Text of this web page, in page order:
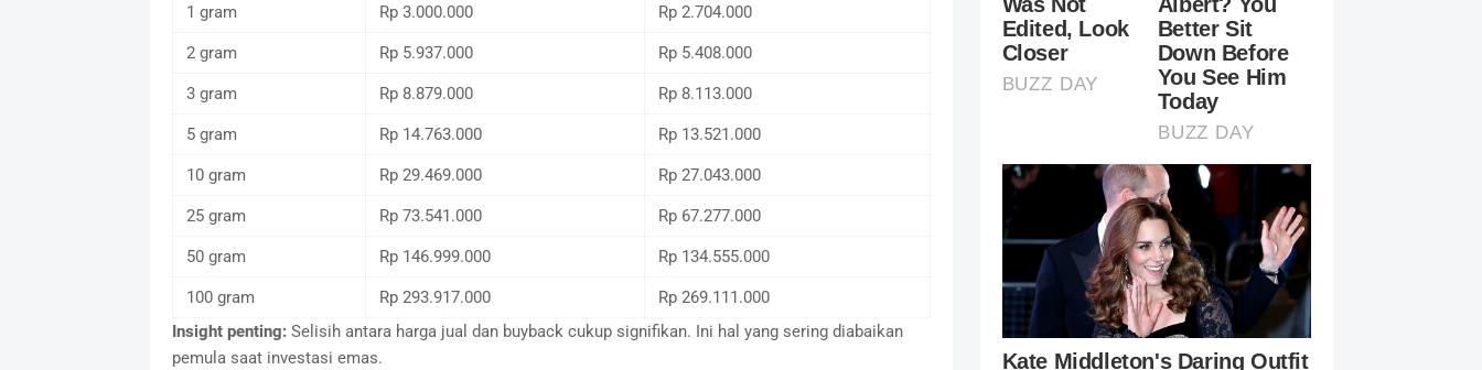
1 gram Rp 3.000.000 Rp 2.704.000
2 gram Rp 5.937.000 Rp 5.408.000
3 gram Rp 8.879.000 Rp 8.113.000
5 gram Rp 14.763.000 Rp 13.521.000
10 gram Rp 29.469.000 Rp 27.043.000
25 gram Rp 73.541.000 Rp 67.277.000
50 gram Rp 146.999.000 Rp 134.555.000
100 gram Rp 293.917.000
Rp 269.111.000
Insight penting:Selisih antara harga jual dan buyback cukup signifikan. Ini hal yang sering diabaikan
pemula saat investasi emas.